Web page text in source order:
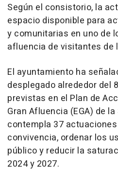
Según el consistorio, la
espacio disponible para
y comunitarias en uno de
afluencia de visitantes de
El ayuntamiento ha
desplegado alrededor del
previstas en el Plan de
Gran Afluencia (EGA) de
contempla 37
convivencia, ordenar los
público y reducir la
2024 y 2027.